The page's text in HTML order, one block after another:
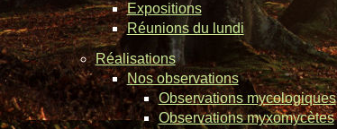
Expositions
Réunions du lundi
Réalisations
Nos observations
Observations mycologiques
Observations myxomycètes